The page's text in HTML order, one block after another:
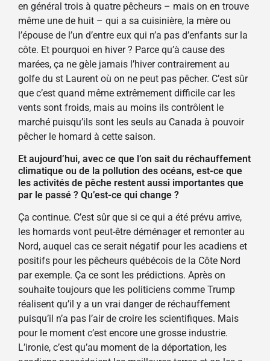
en général trois à quatre pêcheurs – mais on en trouve
même une de huit – qui a sa cuisinière, la mère ou
l’épouse de l’un d’entre eux qui n’a pas d’enfants sur la
côte. Et pourquoi en hiver ? Parce qu’à cause des
marées, ça ne gèle jamais l’hiver contrairement au
golfe du st Laurent où on ne peut pas pêcher. C’est sûr
que c’est quand même extrêmement difficile car les
vents sont froids, mais au moins ils contrôlent le
marché puisqu’ils sont les seuls au Canada à pouvoir
pêcher le homard à cette saison.
Et aujourd’hui, avec ce que l’on sait du réchauffement
climatique ou de la pollution des océans, est-ce que
les activités de pêche restent aussi importantes que
par le passé ? Qu’est-ce qui change ?
Ça continue. C’est sûr que si ce qui a été prévu arrive,
les homards vont peut-être déménager et remonter au
Nord, auquel cas ce serait négatif pour les acadiens et
positifs pour les pêcheurs québécois de la Côte Nord
par exemple. Ça ce sont les prédictions. Après on
souhaite toujours que les politiciens comme Trump
réalisent qu’il y a un vrai danger de réchauffement
puisqu’il n’a pas l’air de croire les scientifiques. Mais
pour le moment c’est encore une grosse industrie.
L’ironie, c’est qu’au moment de la déportation, les